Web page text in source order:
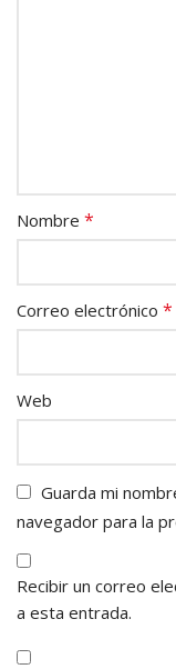
Nombre *
Correo electrónico *
Web
Guarda mi
navegador para la
Recibir un correo
a esta entrada.